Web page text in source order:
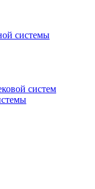
системы
систем